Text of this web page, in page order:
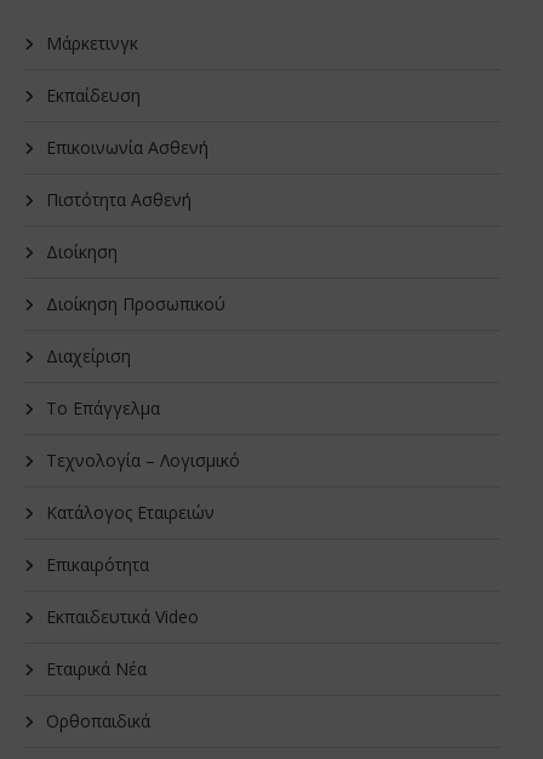
Μάρκετινγκ
Εκπαίδευση
Επικοινωνία Ασθενή
Πιστότητα Ασθενή
Διοίκηση
Διοίκηση Προσωπικού
Διαχείριση
Το Επάγγελμα
Τεχνολογία – Λογισμικό
Κατάλογος Εταιρειών
Επικαιρότητα
Εκπαιδευτικά Video
Εταιρικά Νέα
Oρθοπαιδικά